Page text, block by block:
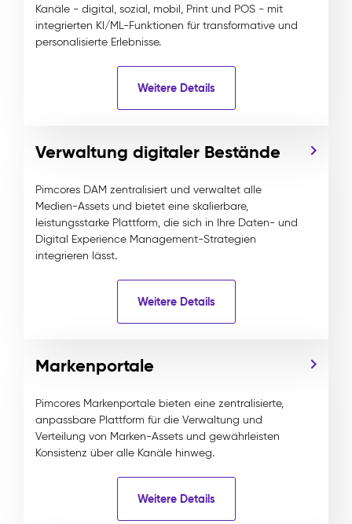
Kanäle - digital, sozial, mobil, Print und POS - mit
integrierten KI/ML-Funktionen für transformative und
personalisierte Erlebnisse.
Weitere Details
Verwaltung digitaler Bestände
Pimcores DAM zentralisiert und verwaltet alle
Medien-Assets und bietet eine skalierbare,
leistungsstarke Plattform, die sich in Ihre Daten- und
Digital Experience Management-Strategien
integrieren lässt.
Weitere Details
Markenportale
Pimcores Markenportale bieten eine zentralisierte,
anpassbare Plattform für die Verwaltung und
Verteilung von Marken-Assets und gewährleisten
Konsistenz über alle Kanäle hinweg.
Weitere Details